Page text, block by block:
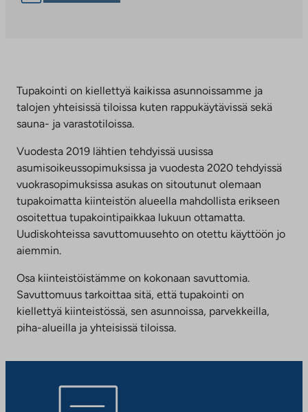
Tupakointi on kiellettyä kaikissa asunnoissamme ja
talojen yhteisissä tiloissa kuten rappukäytävissä sekä
sauna- ja varastotiloissa.
Vuodesta 2019 lähtien tehdyissä uusissa
asumisoikeussopimuksissa ja vuodesta 2020 tehdyissä
vuokrasopimuksissa asukas on sitoutunut olemaan
tupakoimatta kiinteistön alueella mahdollista erikseen
osoitettua tupakointipaikkaa lukuun ottamatta.
Uudiskohteissa savuttomuusehto on otettu käyttöön jo
aiemmin.
Osa kiinteistöistämme on kokonaan savuttomia.
Savuttomuus tarkoittaa sitä, että tupakointi on
kiellettyä kiinteistössä, sen asunnoissa, parvekkeilla,
piha-alueilla ja yhteisissä tiloissa.